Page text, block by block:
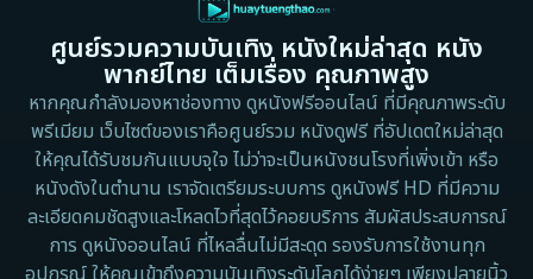
ศูนย์รวมความบันเทิง หนังใหม่ล่าสุด หนัง
พากย์ไทย เต็มเรื่อง คุณภาพสูง
หากคุณกำลังมองหาช่องทาง ดูหนังฟรีออนไลน์ ที่มีคุณภาพระดับ
พรีเมียม เว็บไซต์ของเราคือศูนย์รวม หนังดูฟรี ที่อัปเดตใหม่ล่าสุด
ให้คุณได้รับชมกันแบบจุใจ ไม่ว่าจะเป็นหนังชนโรงที่เพิ่งเข้า หรือ
หนังดังในตำนาน เราจัดเตรียมระบบการ ดูหนังฟรี HD ที่มีความ
ละเอียดคมชัดสูงและโหลดไวที่สุดไว้คอยบริการ สัมผัสประสบการณ์
การ ดูหนังออนไลน์ ที่ไหลลื่นไม่มีสะดุด รองรับการใช้งานทุก